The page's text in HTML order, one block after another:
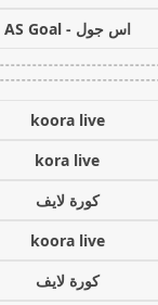
اس جول - AS Goal
koora live
kora live
كورة لايف
koora live
كورة لايف